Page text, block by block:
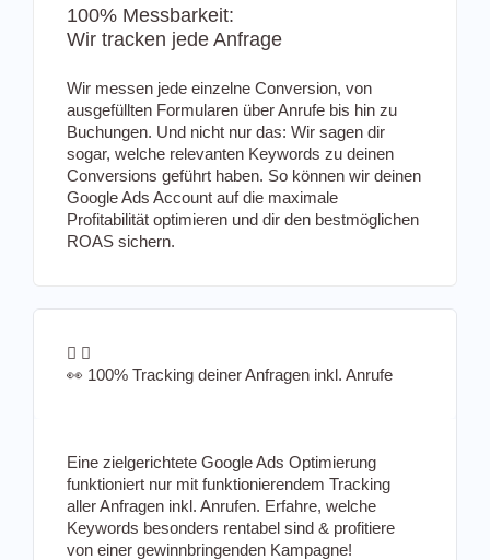
100% Messbarkeit:
Wir tracken jede Anfrage
Wir messen jede einzelne Conversion, von
ausgefüllten Formularen über Anrufe bis hin zu
Buchungen. Und nicht nur das: Wir sagen dir
sogar, welche relevanten Keywords zu deinen
Conversions geführt haben. So können wir deinen
Google Ads Account auf die maximale
Profitabilität optimieren und dir den bestmöglichen
ROAS sichern.
👀 100% Tracking deiner Anfragen inkl. Anrufe
Eine zielgerichtete Google Ads Optimierung
funktioniert nur mit funktionierendem Tracking
aller Anfragen inkl. Anrufen. Erfahre, welche
Keywords besonders rentabel sind & profitiere
von einer gewinnbringenden Kampagne!